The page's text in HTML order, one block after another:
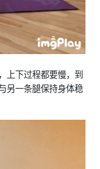
上下过程都要慢，到
另一条腿保持身体稳